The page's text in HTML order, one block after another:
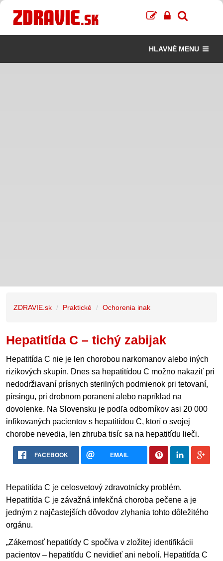
HLAVNÉ MENU
ZDRAVIE.sk Praktické Ochorenia inak
Hepatitída C – tichý zabijak
Hepatitída C nie je len chorobou narkomanov alebo iných
rizikových skupín. Dnes sa hepatitídou C možno nakaziť pri
nedodržiavaní prísnych sterilných podmienok pri tetovaní,
pírsingu, pri drobnom poranení alebo napríklad na
dovolenke. Na Slovensku je podľa odborníkov asi 20 000
infikovaných pacientov s hepatitídou C, ktorí o svojej
chorobe nevedia, len zhruba tisíc sa na hepatitídu lieči.
FACEBOOK EMAIL
Hepatitída C je celosvetový zdravotnícky problém.
Hepatitída C je závažná infekčná choroba pečene a je
jedným z najčastejších dôvodov zlyhania tohto dôležitého
orgánu.
„Zákernosť hepatitídy C spočíva v zložitej identifikácii
pacientov – hepatitídu C nevidieť ani nebolí. Hepatitída C